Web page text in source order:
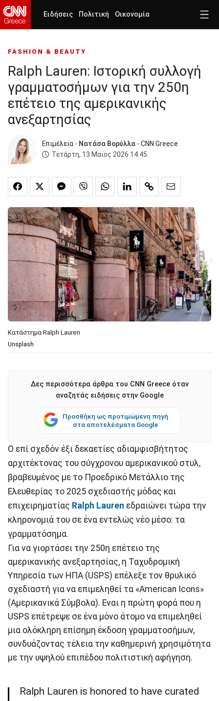
Ειδήσεις Πολιτική Οικονομία
FASHION & BEAUTY
Ralph Lauren: Iστορική συλλογή
γραμματοσήμων για την 250η
επέτειο της αμερικανικής
ανεξαρτησίας
Επιμέλεια - Νατάσα Βορύλλα - CNN Greece
Τετάρτη, 13 Μαϊος 2026 14:45
Κατάστημα Ralph Lauren
Unsplash
Δες περισσότερα άρθρα του CNN Greece όταν
αναζητάς ειδήσεις στην Google
Προσθήκη ως προτιμώμενη πηγή
στα αποτελέσματα Google
Ο επί σχεδόν έξι δεκαετίες αδιαμφισβήτητος
αρχιτέκτονας του σύγχρονου αμερικανικού στυλ,
βραβευμένος με το Προεδρικό Μετάλλιο της
Ελευθερίας το 2025 σχεδιαστής μόδας και
επιχειρηματίας Ralph Lauren εδραιώνει τώρα την
κληρονομιά του σε ένα εντελώς νέο μέσο: τα
γραμματόσημα.
Για να γιορτάσει την 250η επέτειο της
αμερικανικής ανεξαρτησίας, η Ταχυδρομική
Υπηρεσία των ΗΠΑ (USPS) επέλεξε τον θρυλικό
σχεδιαστή για να επιμεληθεί τα «American Icons»
(Αμερικανικά Σύμβολα). Εναι η πρώτη φορά που η
USPS επέτρεψε σε ένα μόνο άτομο να επιμεληθεί
μια ολόκληρη επίσημη έκδοση γραμματοσήμων,
συνδυάζοντας τέλεια την καθημερινή χρησιμότητα
με την υψηλού επιπέδου πολιτιστική αφήγηση.
Ralph Lauren is honored to have curated